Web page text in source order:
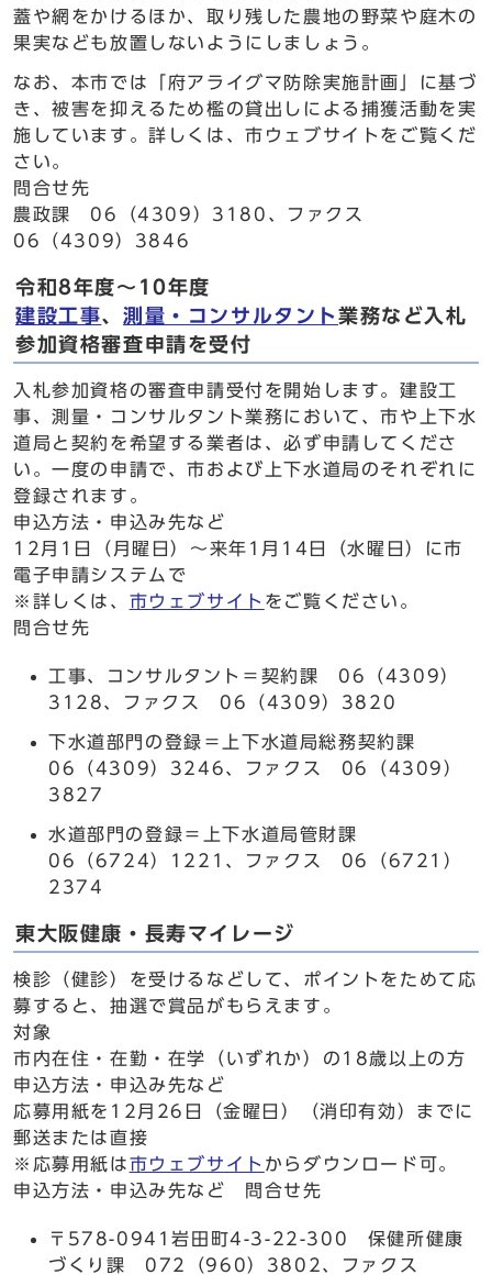
蓋や網をかけるほか、取り残した農地の野菜や庭木の
果実なども放置しないようにしましょう。
なお、本市では「府アライグマ防除実施計画」に基づ
き、被害を抑えるため檻の貸出しによる捕獲活動を実
施しています。詳しくは、市ウェブサイトをご覧くだ
さい。
問合せ先
農政課 06（4309）3180、ファクス
06（4309）3846
令和8年度～10年度
建設工事、測量・コンサルタント業務など入札
参加資格審査申請を受付
入札参加資格の審査申請受付を開始します。建設工
事、測量・コンサルタント業務において、市や上下水
道局と契約を希望する業者は、必ず申請してくださ
い。一度の申請で、市および上下水道局のそれぞれに
登録されます。
申込方法・申込み先など
12月1日（月曜日）～来年1月14日（水曜日）に市
電子申請システムで
※詳しくは、 市ウェブサイト をご覧ください。
問合せ先
工事、コンサルタント＝契約課 06（4309）
3128、ファクス 06（4309）3820
下水道部門の登録＝上下水道局総務契約課
06（4309）3246、ファクス 06（4309）
3827
水道部門の登録＝上下水道局管財課
06（6724）1221、ファクス 06（6721）
2374
東大阪健康・長寿マイレージ
検診（健診）を受けるなどして、ポイントをためて応
募すると、抽選で賞品がもらえます。
対象
市内在住・在勤・在学（いずれか）の18歳以上の方
申込方法・申込み先など
応募用紙を12月26日（金曜日）（消印有効）までに
郵送または直接
※応募用紙は市ウェブサイト からダウンロード可。
申込方法・申込み先など 問合せ先
〒578-0941岩田町4-3-22-300 保健所健康
づくり課 072（960）3802、ファクス